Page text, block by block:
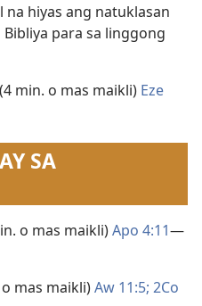
hiyas ang natuklasan
para sa linggong
(4 min. o mas maikli) Eze
SA
o mas maikli)Apo 4:11—
mas maikli)Aw 11:5; 2Co